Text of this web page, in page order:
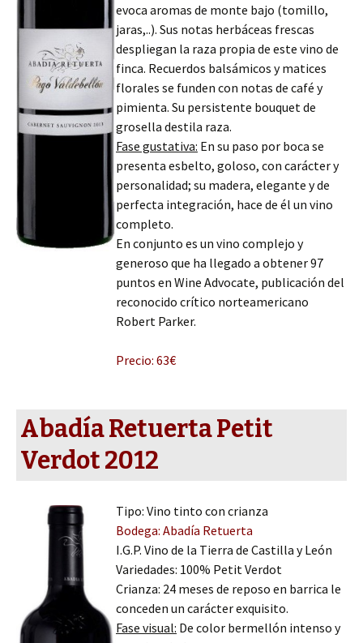
evoca aromas de monte bajo (tomillo,
jaras,..). Sus notas herbáceas frescas
despliegan la raza propia de este vino de
finca. Recuerdos balsámicos y matices
florales se funden con notas de café y
pimienta. Su persistente bouquet de
grosella destila raza.
Fase gustativa: En su paso por boca se
presenta esbelto, goloso, con carácter y
personalidad; su madera, elegante y de
perfecta integración, hace de él un vino
completo.
En conjunto es un vino complejo y
generoso que ha llegado a obtener 97
puntos en Wine Advocate, publicación del
reconocido crítico norteamericano
Robert Parker.
Precio: 63€
Abadía Retuerta Petit
Verdot 2012
Tipo: Vino tinto con crianza
Bodega: Abadía Retuerta
I.G.P. Vino de la Tierra de Castilla y León
Variedades: 100% Petit Verdot
Crianza: 24 meses de reposo en barrica le
conceden un carácter exquisito.
Fase visual: De color bermellón intenso y